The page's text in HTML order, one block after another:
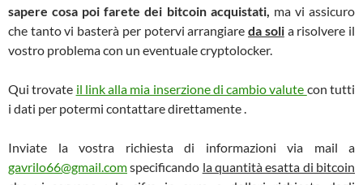
sapere cosa poi farete dei bitcoin acquistati, ma vi assicuro
che tanto vi basterà per potervi arrangiareda solia risolvere il
vostro problema con un eventuale cryptolocker.
Qui trovate il link alla mia inserzione di cambio valute con tutti
i dati per potermi contattare direttamente .
Inviate la vostra richiesta di informazioni via mail a
gavrilo66@gmail.comspecificando la quantità esatta di bitcoin